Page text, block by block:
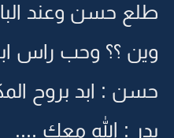
طلع حسن وعند
وين ؟؟ وحب راس
حسن : ابد بروح
بدر : الله معك ....